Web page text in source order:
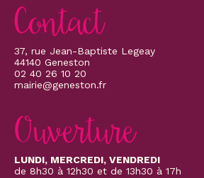
Contact
37, rue Jean-Baptiste Legeay
44140 Geneston
02 40 26 10 20
mairie@geneston.fr
Ouverture
LUNDI, MERCREDI, VENDREDI
de 8h30 à 12h30 et de 13h30 à 17h